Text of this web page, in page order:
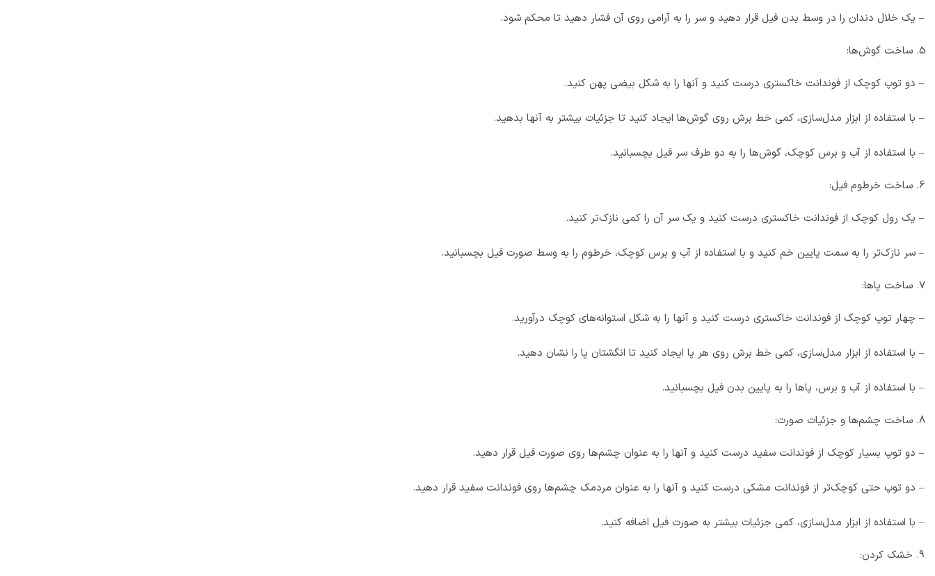
– یک خلال دندان را در وسط بدن فیل قرار دهید و سر را به آرامی روی آن فشار دهید تا محکم شود.
ساخت گوش‌ها:
– دو توپ کوچک از فوندانت خاکستری درست کنید و آنها را به شکل بیضی پهن کنید.
– با استفاده از ابزار مدل‌سازی، کمی خط برش روی گوش‌ها ایجاد کنید تا جزئیات بیشتر به آنها بدهید.
– با استفاده از آب و برس کوچک، گوش‌ها را به دو طرف سر فیل بچسبانید.
ساخت خرطوم فیل:
– یک رول کوچک از فوندانت خاکستری درست کنید و یک سر آن را کمی نازک‌تر کنید.
– سر نازک‌تر را به سمت پایین خم کنید و با استفاده از آب و برس کوچک، خرطوم را به وسط صورت فیل بچسبانید.
ساخت پاها:
– چهار توپ کوچک از فوندانت خاکستری درست کنید و آنها را به شکل استوانه‌های کوچک درآورید.
– با استفاده از ابزار مدل‌سازی، کمی خط برش روی هر پا ایجاد کنید تا انگشتان پا را نشان دهید.
– با استفاده از آب و برس، پاها را به پایین بدن فیل بچسبانید.
ساخت چشم‌ها و جزئیات صورت:
– دو توپ بسیار کوچک از فوندانت سفید درست کنید و آنها را به عنوان چشم‌ها روی صورت فیل قرار دهید.
– دو توپ حتی کوچک‌تر از فوندانت مشکی درست کنید و آنها را به عنوان مردمک چشم‌ها روی فوندانت سفید قرار دهید.
– با استفاده از ابزار مدل‌سازی، کمی جزئیات بیشتر به صورت فیل اضافه کنید.
خشک کردن: